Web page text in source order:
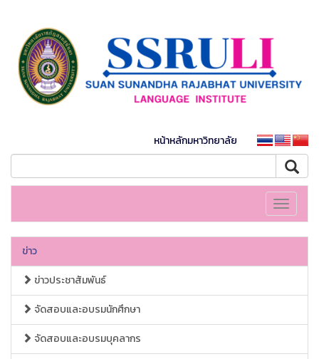
หน้าหลักมหาวิทยาลัย
Toggle
ข่าว
ข่าวประชาสัมพันธ์
จัดสอบและอบรมนักศึกษา
จัดสอบและอบรมบุคลากร